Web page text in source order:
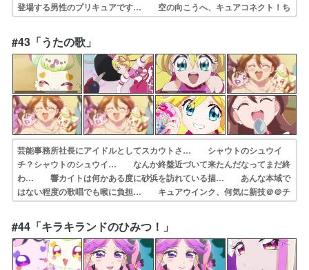
登場する男性のプリキュアです… 空の向こうへ、キュアコネクト！ち
なみに今… 始まりの物語／永遠の物語 Edition… この段階でこ
の展開になるとは思わなかった… 」の後、うたさんの「唄って！」で
「ハッ」… キミからのEcho」カイト「俺はお前にこ…
#43「うたの歌」
芸能事務所社長にアイドルとしてスカウトさ… シャウトのシュウイ
チ？シャウトのシュウイ… なんか終盤近づいて来たんだなってまだ終
わ… 響カイトは何かある度に砂浜を訪れている描… あんな本域で
はない程度の歌唱でも喉に負担… キュアウインク、何気に新技＠＠チ
ョッキリ… プリキュアとしてアイドルしているうた自身… 今まで
アイドルプリキュアはやってたけどア… 今回は加湿器型ダークランダ
ーのデザインを… 42話‥迷うジョギ(カズマ)君でも闇堕ち…
#44「キラキランドのひみつ！」